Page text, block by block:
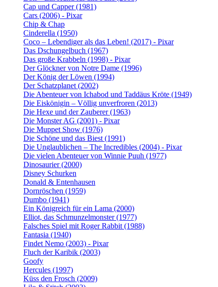
Cap und Capper (1981)
Cars (2006) - Pixar
Chip & Chap
Cinderella (1950)
Coco – Lebendiger als das Leben! (2017) - Pixar
Das Dschungelbuch (1967)
Das große Krabbeln (1998) - Pixar
Der Glöckner von Notre Dame (1996)
Der König der Löwen (1994)
Der Schatzplanet (2002)
Die Abenteuer von Ichabod und Taddäus Kröte (1949)
Die Eiskönigin – Völlig unverfroren (2013)
Die Hexe und der Zauberer (1963)
Die Monster AG (2001) - Pixar
Die Muppet Show (1976)
Die Schöne und das Biest (1991)
Die Unglaublichen – The Incredibles (2004) - Pixar
Die vielen Abenteuer von Winnie Puuh (1977)
Dinosaurier (2000)
Disney Schurken
Donald & Entenhausen
Dornröschen (1959)
Dumbo (1941)
Ein Königreich für ein Lama (2000)
Elliot, das Schmunzelmonster (1977)
Falsches Spiel mit Roger Rabbit (1988)
Fantasia (1940)
Findet Nemo (2003) - Pixar
Fluch der Karibik (2003)
Goofy
Hercules (1997)
Küss den Frosch (2009)